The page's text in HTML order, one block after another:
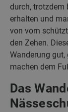
durch, trotzdem
erhalten und
von vorn
den Zehen.
Wanderung
machen dem
Das